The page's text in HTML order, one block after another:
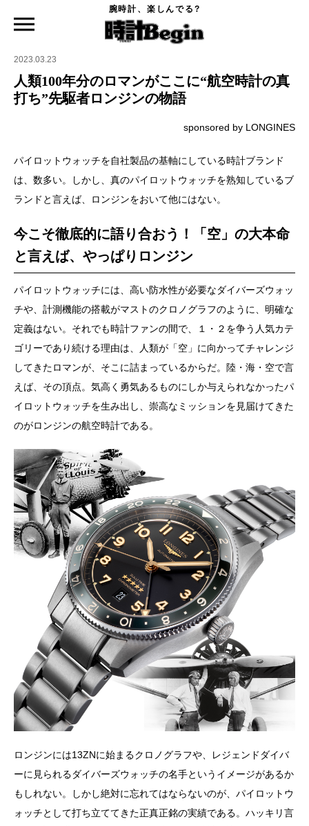
腕時計、楽しんでる?
人類100年分のロマンがここに“航空時計の真打ち”先駆者ロンジンの物語
2023.03.23
人類100年分のロマンがここに“航空時計の真
打ち”先駆者ロンジンの物語
sponsored by LONGINES
パイロットウォッチを自社製品の基軸にしている時計ブランド
は、数多い。しかし、真のパイロットウォッチを熟知しているブ
ランドと言えば、ロンジンをおいて他にはない。
今こそ徹底的に語り合おう！
「空」の大本命
と言えば、やっぱりロンジン
パイロットウォッチには、高い防水性が必要なダイバーズウォッ
チや、計測機能の搭載がマストのクロノグラフのように、明確な
定義はない。それでも時計ファンの間で、１・２を争う人気カテ
ゴリーであり続ける理由は、人類が「空」に向かってチャレンジ
してきたロマンが、そこに詰まっているからだ。陸・海・空で言
えば、その頂点。気高く勇気あるものにしか与えられなかったパ
イロットウォッチを生み出し、崇高なミッションを見届けてきた
のがロンジンの航空時計である。
ロンジンには13ZNに始まるクロノグラフや、レジェンドダイバ
ーに見られるダイバーズウォッチの名手というイメージがあるか
もしれない。しかし絶対に忘れてはならないのが、パイロットウ
ォッチとして打ち立ててきた正真正銘の実績である。ハッキリ言